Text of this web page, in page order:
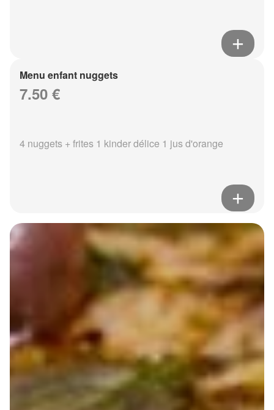
Menu enfant nuggets
7.50 €
4 nuggets + frites 1 kinder délice 1 jus d'orange